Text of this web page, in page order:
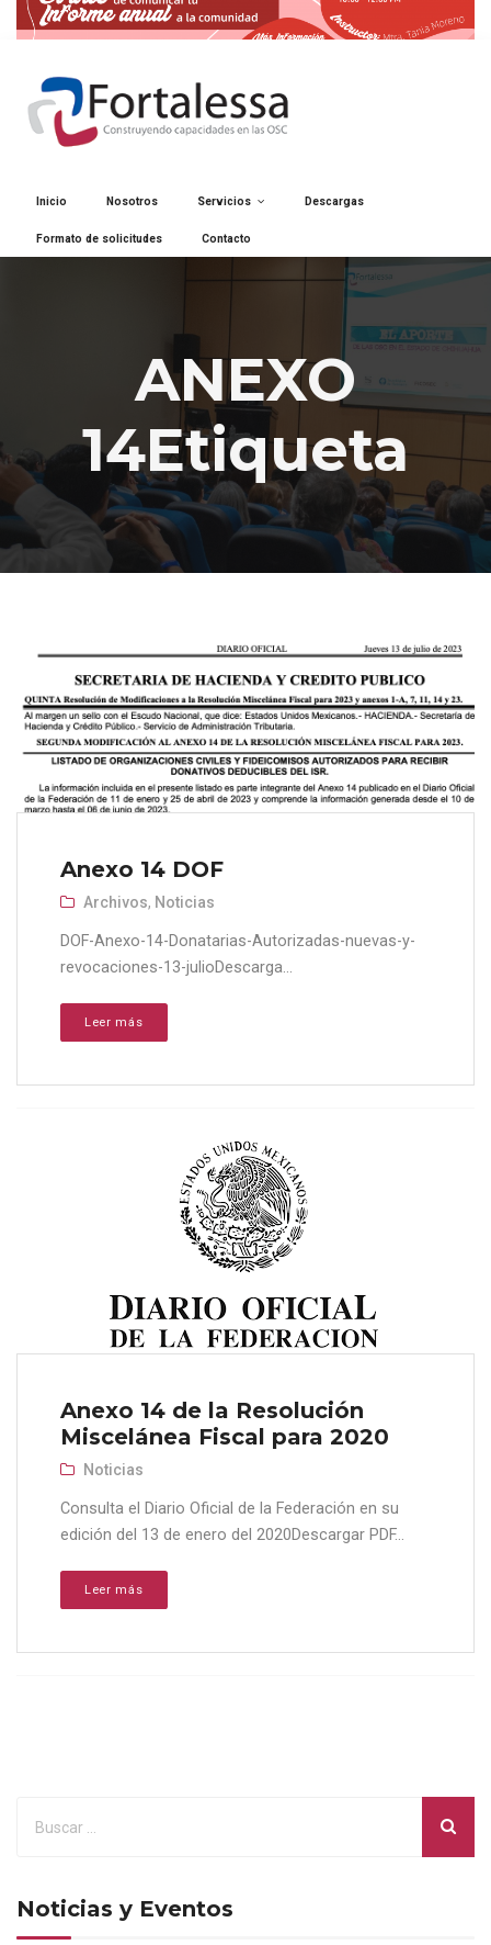
Inicio Nosotros Servicios Descargas
Formato de solicitudes Contacto
ANEXO
14Etiqueta
Anexo 14 DOF
Archivos, Noticias
DOF-Anexo-14-Donatarias-Autorizadas-nuevas-y-
revocaciones-13-julioDescarga...
Leer más
Anexo 14 de la Resolución
Miscelánea Fiscal para 2020
Noticias
Consulta el Diario Oficial de la Federación en su
edición del 13 de enero del 2020Descargar PDF...
Leer más
Noticias y Eventos